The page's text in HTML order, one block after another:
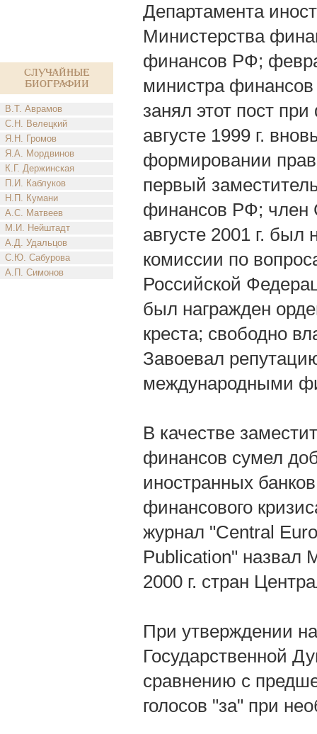
Случайные
биографии
В.Т. Аврамов
С.Н. Велецкий
Я.Н. Громов
Я.А. Мордвинов
К.Г. Держинская
П.И. Каблуков
Н.П. Кумани
А.С. Матвеев
М.И. Нейштадт
А.Д. Удальцов
С.Ю. Сабурова
А.П. Симонов
Департамента
Министерства
финансов РФ;
министра
занял этот пост
августе 1999 г.
формировании
первый
финансов РФ; член
августе 2001 г.
комиссии по
Российской
был награжден
креста; свободно
Завоевал
международными
В качестве
финансов сумел
иностранных
финансового
журнал "Central
Publication"
2000 г. стран
При утверждении
Государственной
сравнению с
голосов "за" при